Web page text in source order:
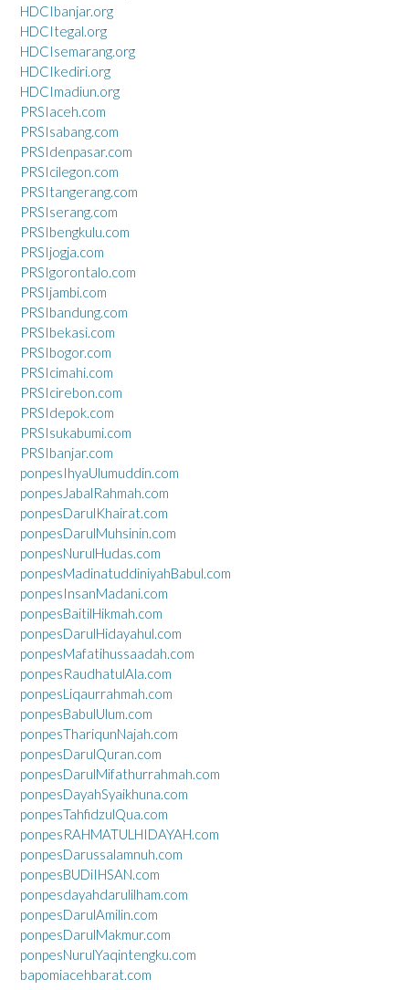
HDCIbanjar.org
HDCItegal.org
HDCIsemarang.org
HDCIkediri.org
HDCImadiun.org
PRSIaceh.com
PRSIsabang.com
PRSIdenpasar.com
PRSIcilegon.com
PRSItangerang.com
PRSIserang.com
PRSIbengkulu.com
PRSIjogja.com
PRSIgorontalo.com
PRSIjambi.com
PRSIbandung.com
PRSIbekasi.com
PRSIbogor.com
PRSIcimahi.com
PRSIcirebon.com
PRSIdepok.com
PRSIsukabumi.com
PRSIbanjar.com
ponpesIhyaUlumuddin.com
ponpesJabalRahmah.com
ponpesDarulKhairat.com
ponpesDarulMuhsinin.com
ponpesNurulHudas.com
ponpesMadinatuddiniyahBabul.com
ponpesInsanMadani.com
ponpesBaitilHikmah.com
ponpesDarulHidayahul.com
ponpesMafatihussaadah.com
ponpesRaudhatulAla.com
ponpesLiqaurrahmah.com
ponpesBabulUlum.com
ponpesThariqunNajah.com
ponpesDarulQuran.com
ponpesDarulMifathurrahmah.com
ponpesDayahSyaikhuna.com
ponpesTahfidzulQua.com
ponpesRAHMATULHIDAYAH.com
ponpesDarussalamnuh.com
ponpesBUDiIHSAN.com
ponpesdayahdarulilham.com
ponpesDarulAmilin.com
ponpesDarulMakmur.com
ponpesNurulYaqintengku.com
bapomiacehbarat.com